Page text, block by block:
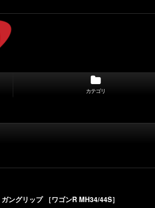
カテゴリ
ングリップ ［ワゴンR MH34/44S］